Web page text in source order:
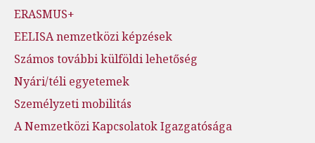
ERASMUS+
EELISA nemzetközi képzések
Számos további külföldi lehetőség
Nyári/téli egyetemek
Személyzeti mobilitás
A Nemzetközi Kapcsolatok Igazgatósága